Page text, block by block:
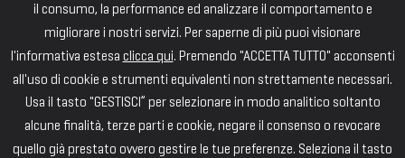
il consumo, la performance ed analizzare il comportamento e
migliorare i nostri servizi. Per saperne di più puoi visionare
l'informativa estesa clicca qui. Premendo "ACCETTA TUTTO" acconsenti
all'uso di cookie e strumenti equivalenti non strettamente necessari.
Usa il tasto "GESTISCI” per selezionare in modo analitico soltanto
alcune finalità, terze parti e cookie, negare il consenso o revocare
quello già prestato ovvero gestire le tue preferenze. Seleziona il tasto